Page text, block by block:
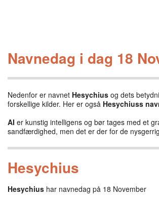
Navnedag i dag 18
Nedenfor er navnet Hesychius og dets
forskellige kilder. Her er også Hesychiuss
AI er kunstig intelligens og bør tages med et
sandfærdighed, men det er der for de
Hesychius
Hesychius har navnedag på 18 November